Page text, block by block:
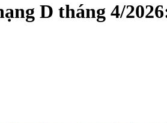
D tháng 4/